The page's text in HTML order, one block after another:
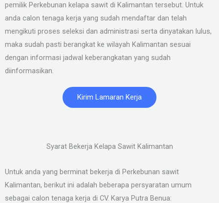
pemilik Perkebunan kelapa sawit di Kalimantan tersebut. Untuk
anda calon tenaga kerja yang sudah mendaftar dan telah
mengikuti proses seleksi dan administrasi serta dinyatakan lulus,
maka sudah pasti berangkat ke wilayah Kalimantan sesuai
dengan informasi jadwal keberangkatan yang sudah
diinformasikan.
Kirim Lamaran Kerja
Syarat Bekerja Kelapa Sawit Kalimantan
Untuk anda yang berminat bekerja di Perkebunan sawit
Kalimantan, berikut ini adalah beberapa persyaratan umum
sebagai calon tenaga kerja di CV. Karya Putra Benua: